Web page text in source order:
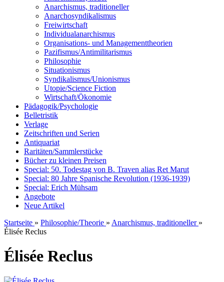
Anarchismus, traditioneller
Anarchosyndikalismus
Freiwirtschaft
Individualanarchismus
Organisations- und Managementtheorien
Pazifismus/Antimilitarismus
Philosophie
Situationismus
Syndikalismus/Unionismus
Utopie/Science Fiction
Wirtschaft/Ökonomie
Pädagogik/Psychologie
Belletristik
Verlage
Zeitschriften und Serien
Antiquariat
Raritäten/Sammlerstücke
Bücher zu kleinen Preisen
Special: 50. Todestag von B. Traven alias Ret Marut
Special: 80 Jahre Spanische Revolution (1936-1939)
Special: Erich Mühsam
Angebote
Neue Artikel
Startseite » Philosophie/Theorie » Anarchismus, traditioneller »
Élisée Reclus
Élisée Reclus